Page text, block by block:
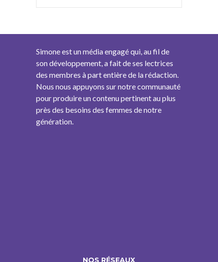
Simone est un média engagé qui, au fil de
son développement, a fait de ses lectrices
des membres à part entière de la rédaction.
Nous nous appuyons sur notre communauté
pour produire un contenu pertinent au plus
près des besoins des femmes de notre
génération.
NOS RÉSEAUX